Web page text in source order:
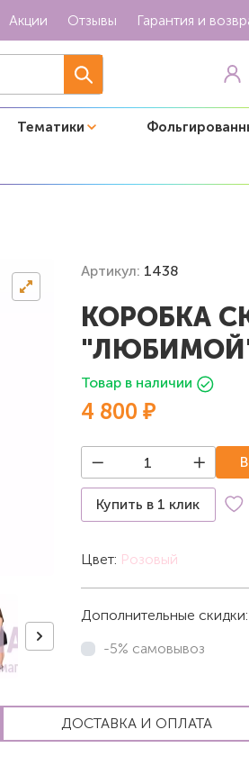
Акции Отзывы Гарантия и
Тематики
Артикул: 1438
КОРОБКА
Товар в наличии
4 800 ₽
Купить в 1 клик
Цвет: Розовый
Дополнительные скидки:
-5% самовывоз
ДОСТАВКА И ОПЛАТА